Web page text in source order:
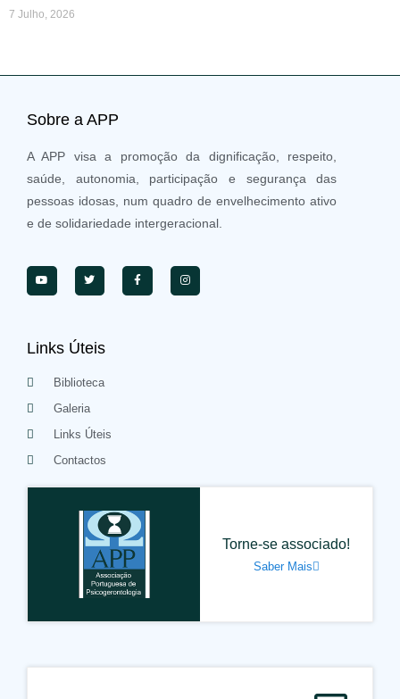
7 Julho, 2026
Sobre a APP
A APP visa a promoção da dignificação, respeito,
saúde, autonomia, participação e segurança das
pessoas idosas, num quadro de envelhecimento ativo
e de solidariedade intergeracional.
Links Úteis
Biblioteca
Galeria
Links Úteis
Contactos
Torne-se associado!
Saber Mais